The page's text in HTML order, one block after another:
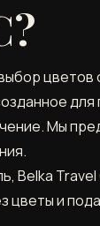
цветов
Мы
Belka
цветы и